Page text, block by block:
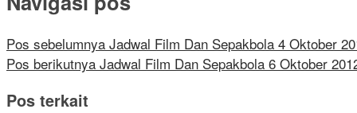
Pos sebelumnya Jadwal Film Dan Sepakbola 4 Oktober
Pos berikutnya Jadwal Film Dan Sepakbola 6 Oktober
Pos terkait